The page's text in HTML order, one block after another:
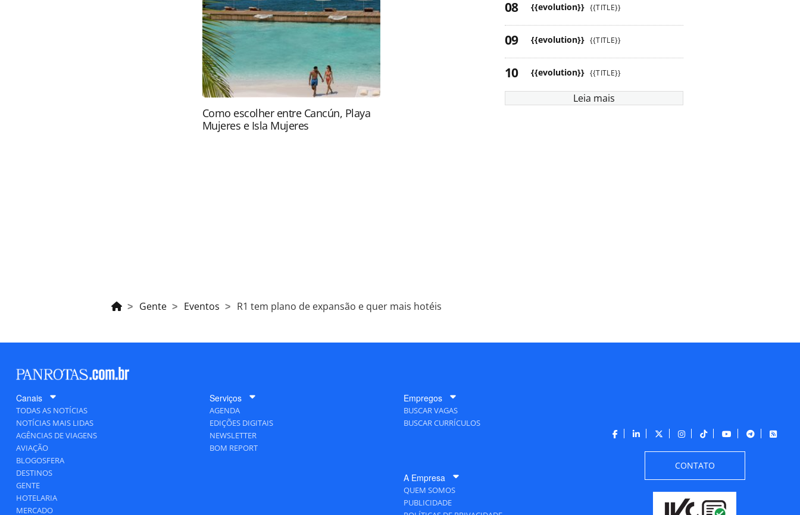
brasileira sobre direito autoral. Não reproduza o conteúdo sem autorização da
PANROTAS Editora (copyright@panrotas.com.br).
Como escolher entre Cancún, Playa
Mujeres e Isla Mujeres
{{evolution}} {{TITLE}}
{{evolution}} {{TITLE}}
{{evolution}} {{TITLE}}
Leia mais
Gente Eventos R1 tem plano de expansão e quer mais hotéis
Canais
TODAS AS NOTÍCIAS
NOTÍCIAS MAIS LIDAS
AGÊNCIAS DE VIAGENS
AVIAÇÃO
BLOGOSFERA
DESTINOS
GENTE
HOTELARIA
MERCADO
Serviços
AGENDA
EDIÇÕES DIGITAIS
NEWSLETTER
BOM REPORT
Empregos
BUSCAR VAGAS
BUSCAR CURRÍCULOS
A Empresa
QUEM SOMOS
PUBLICIDADE
CONTATO